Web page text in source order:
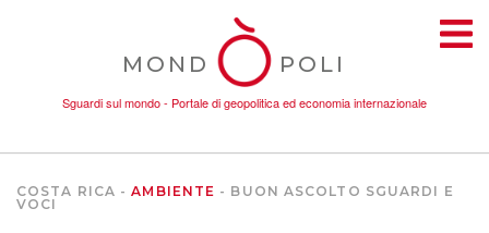
MOND POLI
Sguardi sul mondo - Portale di geopolitica ed economia internazionale
TEMI
COSTA RICA AMBIENTE BUON ASCOLTO SGUARDI E
VOCI